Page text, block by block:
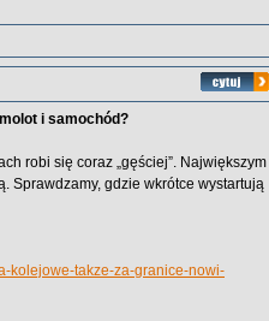
i samochód?
robi się coraz „gęściej”. Największym
Sprawdzamy, gdzie wkrótce wystartują
kolejowe-takze-za-granice-nowi-